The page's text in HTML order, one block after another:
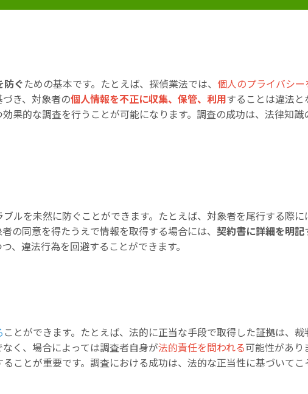
防ぐための基本です。たとえば、探偵業法では、 個人のプライバシー
き、対象者の個人情報を不正に収集、保管、利用することは違法
果的な調査を行うことが可能になります。調査の成功は、法律知
ルを未然に防ぐことができます。たとえば、対象者を尾行する際に
の同意を得たうえで情報を取得する場合には、 契約書に詳細を明記
、違法行為を回避することができます。
ことができます。たとえば、法的に正当な手段で取得した証拠は、
なく、場合によっては調査者自身が法的責任を問われる可能性があり
ことが重要です。調査における成功は、法的な正当性に基づいてこ